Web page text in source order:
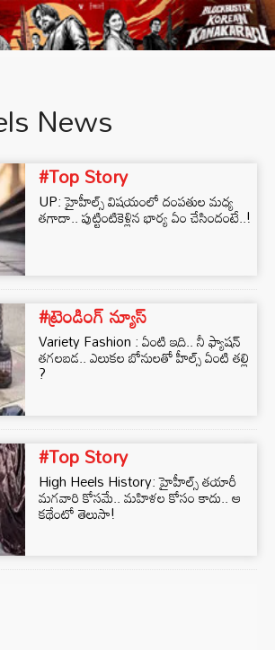
News
#Top Story
UP: హైహీల్స్ విషయంలో దంపతుల మధ్య
తగాదా.. పుట్టింటికెళ్లిన భార్య ఏం చేసిందంటే..!
#ట్రెండింగ్ న్యూస్
Variety Fashion : ఏంటి ఇది.. నీ ఫ్యాషన్
తగలబడ.. ఎలుకల బోనులతో హీల్స్ ఏంటి తల్లి
?
#Top Story
High Heels History: హైహీల్స్‌ తయారీ
మగవారి కోసమే.. మహిళల కోసం కాదు.. ఆ
కథేంటో తెలుసా!